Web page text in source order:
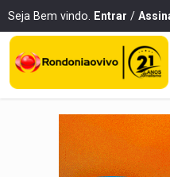
Seja Bem vindo. Entrar /